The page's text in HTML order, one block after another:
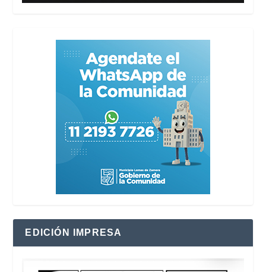
EDICIÓN IMPRESA